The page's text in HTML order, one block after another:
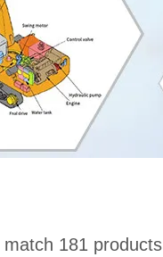
match 181 products